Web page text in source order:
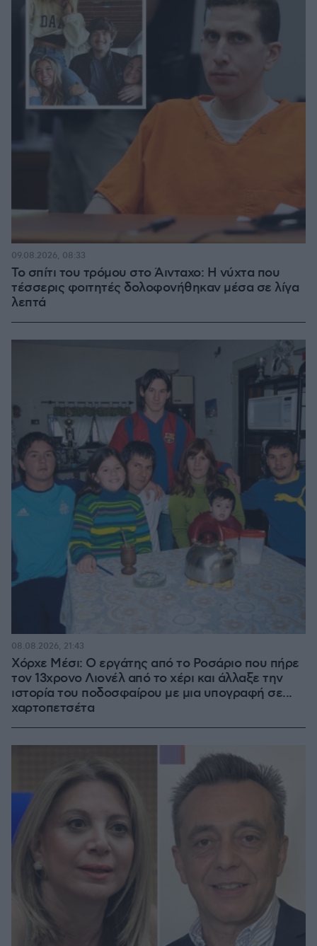
Το σπίτι του τρόμου στο Άινταχο: Η νύχτα που
τέσσερις φοιτητές δολοφονήθηκαν μέσα σε λίγα
λεπτά
09.08.2026, 08:33
Χόρχε Μέσι: Ο εργάτης από το Ροσάριο που πήρε
τον 13χρονο Λιονέλ από το χέρι και άλλαξε την
ιστορία του ποδοσφαίρου με μια υπογραφή σε...
χαρτοπετσέτα
08.08.2026, 21:43